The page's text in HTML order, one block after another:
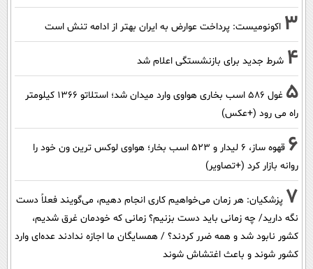
3 اکونومیست: پرداخت عوارض به ایران بهتر از ادامه تنش است
4 شرط جدید برای بازنشستگی اعلام شد
5
غول 586 اسب بخاری هواوی وارد میدان شد؛ استلاتو 1366 کیلومتر
راه می رود (+عکس)
6
قهوه ساز، 6 لیدار و 523 اسب بخار؛ هواوی لوکس ترین ون خود را
روانه بازار کرد (+تصاویر)
7 پزشکیان: هر زمان می‌خواهیم کاری انجام دهیم، می‌گویند فعلاً دست
نگه دارید/ چه زمانی باید دست بزنیم؟ زمانی که خودمان غرق شدیم،
کشور نابود شد و همه ضرر کردند؟ / همسایگان ما اجازه ندادند عده‌ای وارد
کشور شوند و باعث اغتشاش شوند